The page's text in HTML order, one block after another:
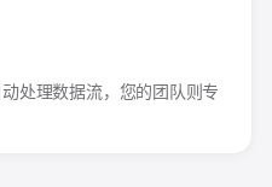
处理数据流，您的团队则专